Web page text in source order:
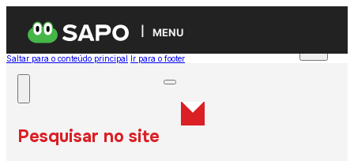
MENU
Saltar para o conteúdo principal Ir para o footer
Pesquisar no site